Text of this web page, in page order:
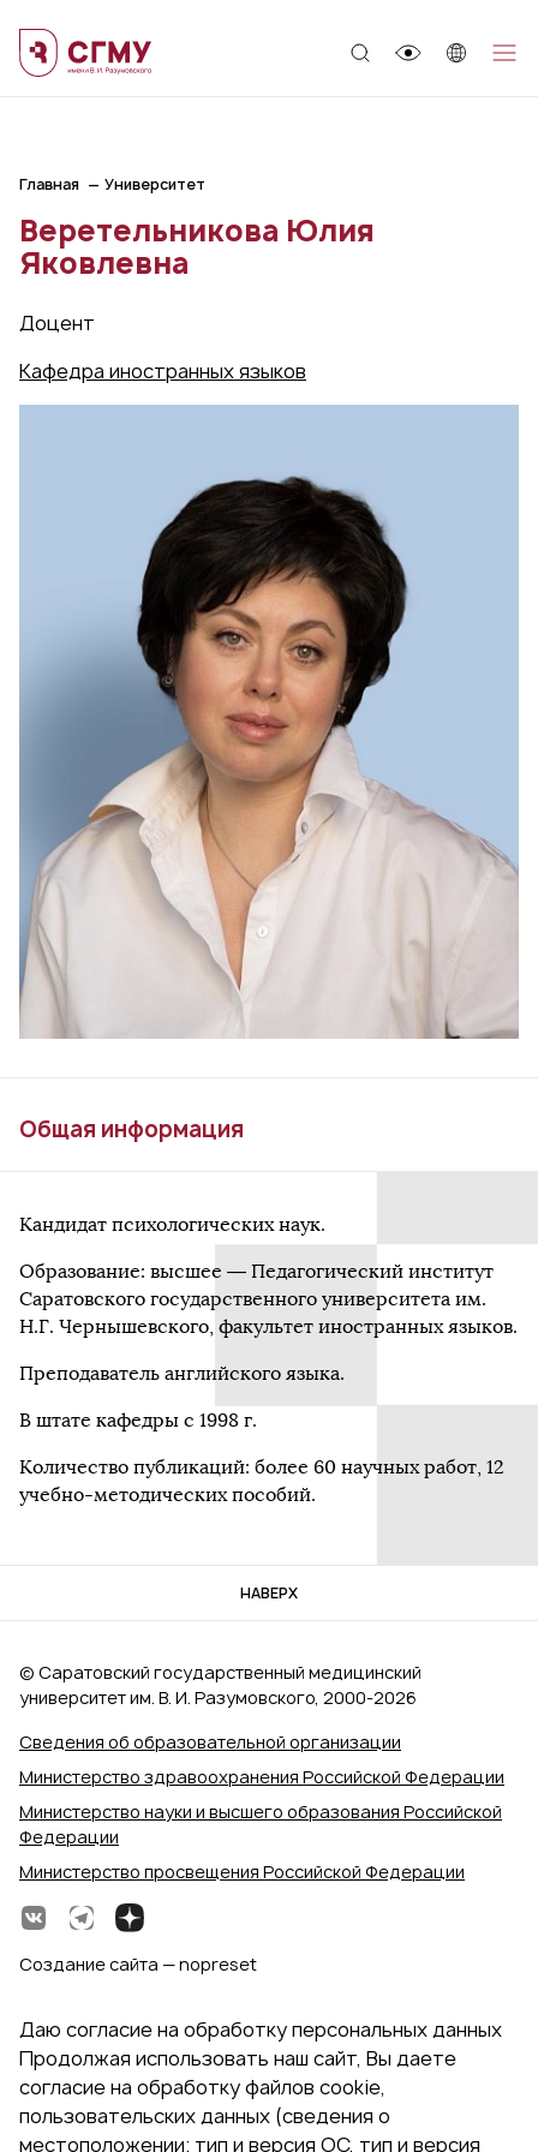
Главная Университет
Веретельникова Юлия
Яковлевна
Доцент
Кафедра иностранных языков
Общая информация
Кандидат психологических наук.
Образование: высшее — Педагогический институт
Саратовского государственного университета им.
Н.Г. Чернышевского, факультет иностранных языков.
Преподаватель английского языка.
В штате кафедры с 1998 г.
Количество публикаций: более 60 научных работ, 12
учебно-методических пособий.
НАВЕРХ
Сведения об образовательной организации
Министерство здравоохранения Российской Федерации
Министерство науки и высшего образования Российской
Федерации
Министерство просвещения Российской Федерации
© Саратовский государственный медицинский
университет им. В. И. Разумовского, 2000‑2026
Создание сайта — nopreset
Даю согласие на обработку персональных данных
Продолжая использовать наш сайт, Вы даете
согласие на обработку файлов cookie,
пользовательских данных (сведения о
местоположении; тип и версия ОС, тип и версия